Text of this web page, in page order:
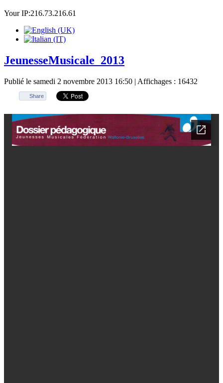
Your IP:216.73.216.61
JeunesseMusicale_2013
Publié le samedi 2 novembre 2013 16:50 | Affichages : 16432
Share